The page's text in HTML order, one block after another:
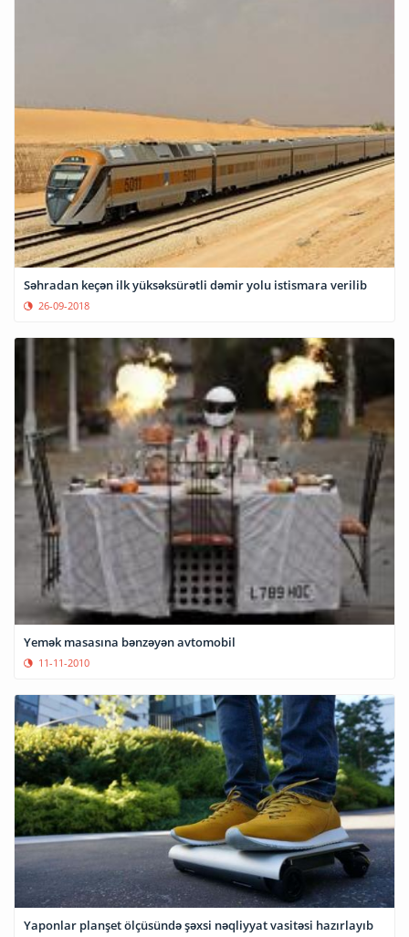
Səhradan keçən ilk yüksəksürətli dəmir yolu istismara verilib
26-09-2018
Yemək masasına bənzəyən avtomobil
11-11-2010
Yaponlar planşet ölçüsündə şəxsi nəqliyyat vasitəsi hazırlayıb